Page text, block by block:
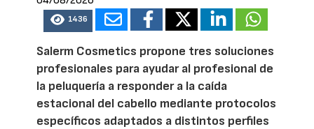
1436
Salerm Cosmetics propone tres soluciones
profesionales para ayudar al profesional de
la peluquería a responder a la caída
estacional del cabello mediante protocolos
específicos adaptados a distintos perfiles